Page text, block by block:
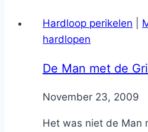
Hardloop perikelen
hardlopen
De Man met de
ByNicole
November 23, 2009
Het was niet de Man